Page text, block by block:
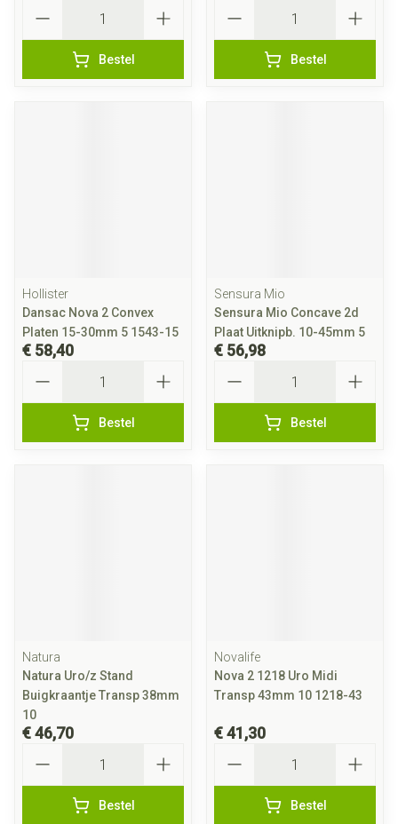
Bestel Bestel
Hollister
Dansac Nova 2 Convex
Platen 15-30mm 5 1543-15
€ 58,40
Bestel
Sensura Mio
Sensura Mio Concave 2d
Plaat Uitknipb. 10-45mm 5
€ 56,98
Bestel
Natura
Natura Uro/z Stand
Buigkraantje Transp 38mm
10
€ 46,70
Bestel
Novalife
Nova 2 1218 Uro Midi
Transp 43mm 10 1218-43
€ 41,30
Bestel